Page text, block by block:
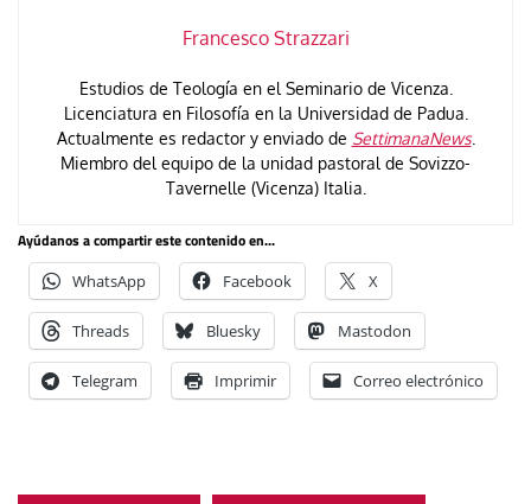
Francesco Strazzari
Estudios de Teología en el Seminario de Vicenza.
Licenciatura en Filosofía en la Universidad de Padua.
Actualmente es redactor y enviado de SettimanaNews.
Miembro del equipo de la unidad pastoral de Sovizzo-
Tavernelle (Vicenza) Italia.
Ayúdanos a compartir este contenido en...
WhatsApp Facebook X
Threads Bluesky Mastodon
Telegram Imprimir Correo electrónico